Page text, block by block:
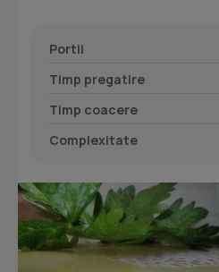
Portii
Timp pregatire
Timp coacere
Complexitate